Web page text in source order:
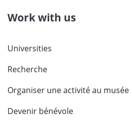
Work with us
Universities
Recherche
Organiser une activité au musée
Devenir bénévole